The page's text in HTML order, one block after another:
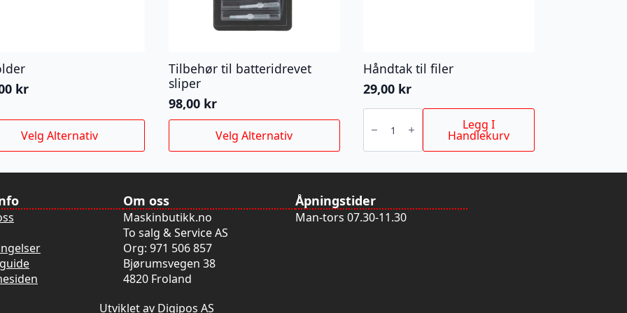
kr
Velg Alternativ
Tilbehør til batteridrevet
sliper
98,00 kr
Velg Alternativ
Dette
produktet
flere
Alternativene
kan
velges
på
produktsiden
Håndtak til filer
29,00 kr
Håndtak
filer Legg I
Handlekurv
Om oss
Maskinbutikk.no
To salg & Service AS
Org: 971 506 857
Bjørumsvegen 38
4820 Froland
Åpningstider
Man-tors 07.30-11.30
Utviklet av Digipos AS